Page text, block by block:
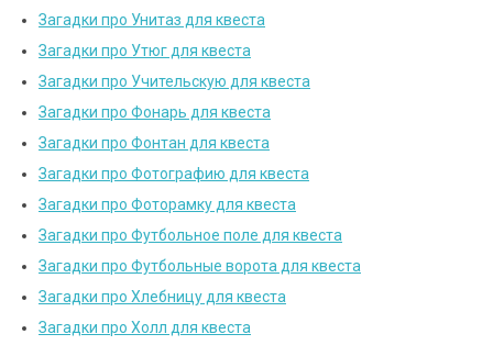
Загадки про Унитаз для квеста
Загадки про Утюг для квеста
Загадки про Учительскую для квеста
Загадки про Фонарь для квеста
Загадки про Фонтан для квеста
Загадки про Фотографию для квеста
Загадки про Фоторамку для квеста
Загадки про Футбольное поле для квеста
Загадки про Футбольные ворота для квеста
Загадки про Хлебницу для квеста
Загадки про Холл для квеста